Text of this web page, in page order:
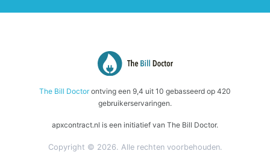
The Bill Doctorontving een 9,4 uit 10 gebasseerd op 420
gebruikerservaringen.
apxcontract.nl is een initiatief van The Bill Doctor.
Copyright © 2026. Alle rechten voorbehouden.